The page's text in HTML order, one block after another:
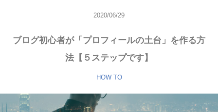
2020/06/29
ブログ初心者が「プロフィールの土台」を作る方
法【５ステップです】
HOW TO